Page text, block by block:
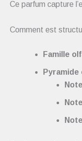
Ce parfum capture
Comment est
Famille